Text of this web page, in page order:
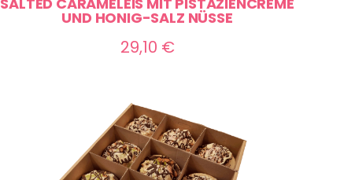
SALTED CARAMELEIS MIT PISTAZIENCREME
UND HONIG-SALZ NÜSSE
29,10 €